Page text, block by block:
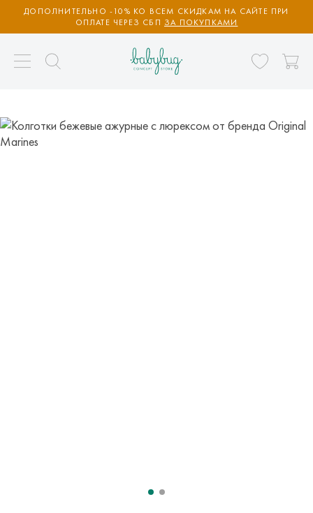
ДОПОЛНИТЕЛЬНО -10% КО ВСЕМ СКИДКАМ НА САЙТЕ ПРИ
ОПЛАТЕ ЧЕРЕЗ СБП ЗА ПОКУПКАМИ